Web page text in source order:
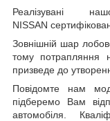
Реалізувані
NISSAN
Зовнішній шар
тому потрапляння
призведе до
Повідомте нам
підберемо Вам
автомобіля.